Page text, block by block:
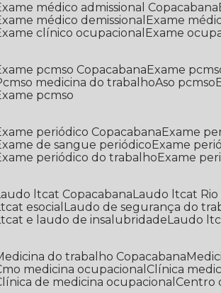
Exame médico admissional Copacabana
Exame médico demissional
Exame
Exame clínico ocupacional
Exame
Exame pcmso Copacabana
Exame
Pcmso medicina do trabalho Aso pcmso
Exame pcmso
Exame periódico Copacabana
Exame
Exame de sangue periódico
Exame
Exame periódico do trabalho
Exame
Laudo ltcat Copacabana Laudo ltcat
Ltcat esocial
Laudo de segurança do
Ltcat e laudo de insalubridade Laudo
Medicina do trabalho Copacabana
Cmo medicina ocupacional
Clínica
Clínica de medicina ocupacional